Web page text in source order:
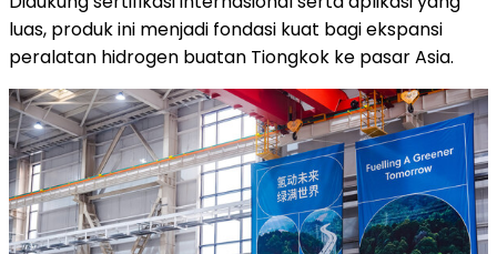
luas, produk ini menjadi fondasi kuat bagi ekspansi
peralatan hidrogen buatan Tiongkok ke pasar Asia.